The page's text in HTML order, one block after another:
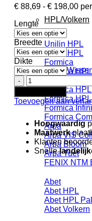
HPL/Volkern
Unilin HPL
Unilin HPL
Formica
Formica
Formica
Formica
Formica
Formica
Arpa
Arpa VIS
Arpa Bloom
Arpa Tuet
FENIX NTM
Abet
Abet HPL
Abet HPL
Abet Volkern
€ 88,69 - € 198,00
tot
Lengte
Breedte
Dikte
Unilin
ABS
kantenband
00625
Silicon
zonder
lijm
aantal
Toevoegen aan
Hoogwaardig
Maatwerk
Klanten
Snelle